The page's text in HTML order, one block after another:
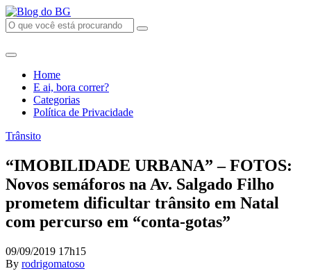
Home
E ai, bora correr?
Categorias
Política de Privacidade
Trânsito
“IMOBILIDADE URBANA” – FOTOS:
Novos semáforos na Av. Salgado Filho
prometem dificultar trânsito em Natal
com percurso em “conta-gotas”
09/09/2019 17h15
By rodrigomatoso